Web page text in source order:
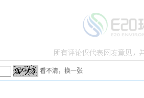
看不清，换一张